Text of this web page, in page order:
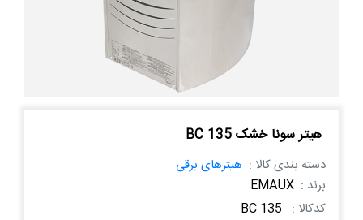
هیتر سونا خشک BC 135
دسته بندی کالا : هیترهای برقی
برند : EMAUX
کدکالا : BC 135